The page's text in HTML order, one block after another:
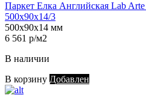
Паркет Елка Английская Lab
500х90х14/3
500х90х14 мм
6 561 р/м2
В наличии
В корзину Добавлен